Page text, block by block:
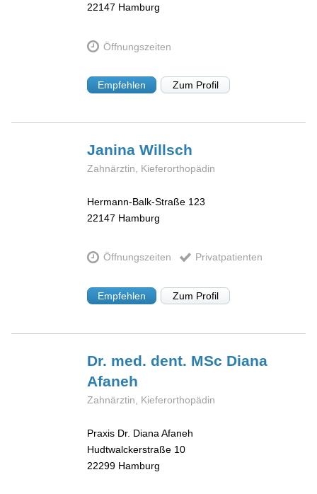
22147 Hamburg
Öffnungszeiten
Empfehlen Zum Profil
JaninaWillsch
Zahnärztin, Kieferorthopädin
Hermann-Balk-Straße 123
22147 Hamburg
Öffnungszeiten Privatpatienten
Empfehlen Zum Profil
Dr. med. dent. MSc Diana
Afaneh
Zahnärztin, Kieferorthopädin
Praxis Dr. Diana Afaneh
Hudtwalckerstraße 10
22299 Hamburg